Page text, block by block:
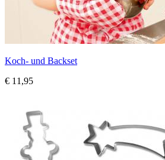
Koch- und Backset
€ 11,95